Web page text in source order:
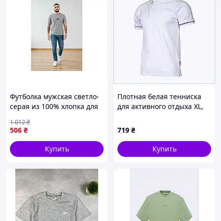
который виден издалека.
💬 Если любишь провокационные
принты и сильные визуалы - эта
футболка создана именно для тебя.
Футболка мужская светло-
серая из 100% хлопка для
комфорта
506 ₴
1 012₴
Купить
Плотная белая тенниска
для активного отдыха XL,
719 ₴
Купить